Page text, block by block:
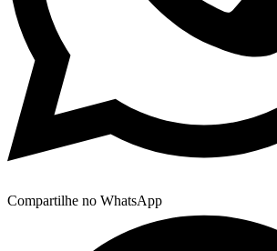
Compartilhe no WhatsApp